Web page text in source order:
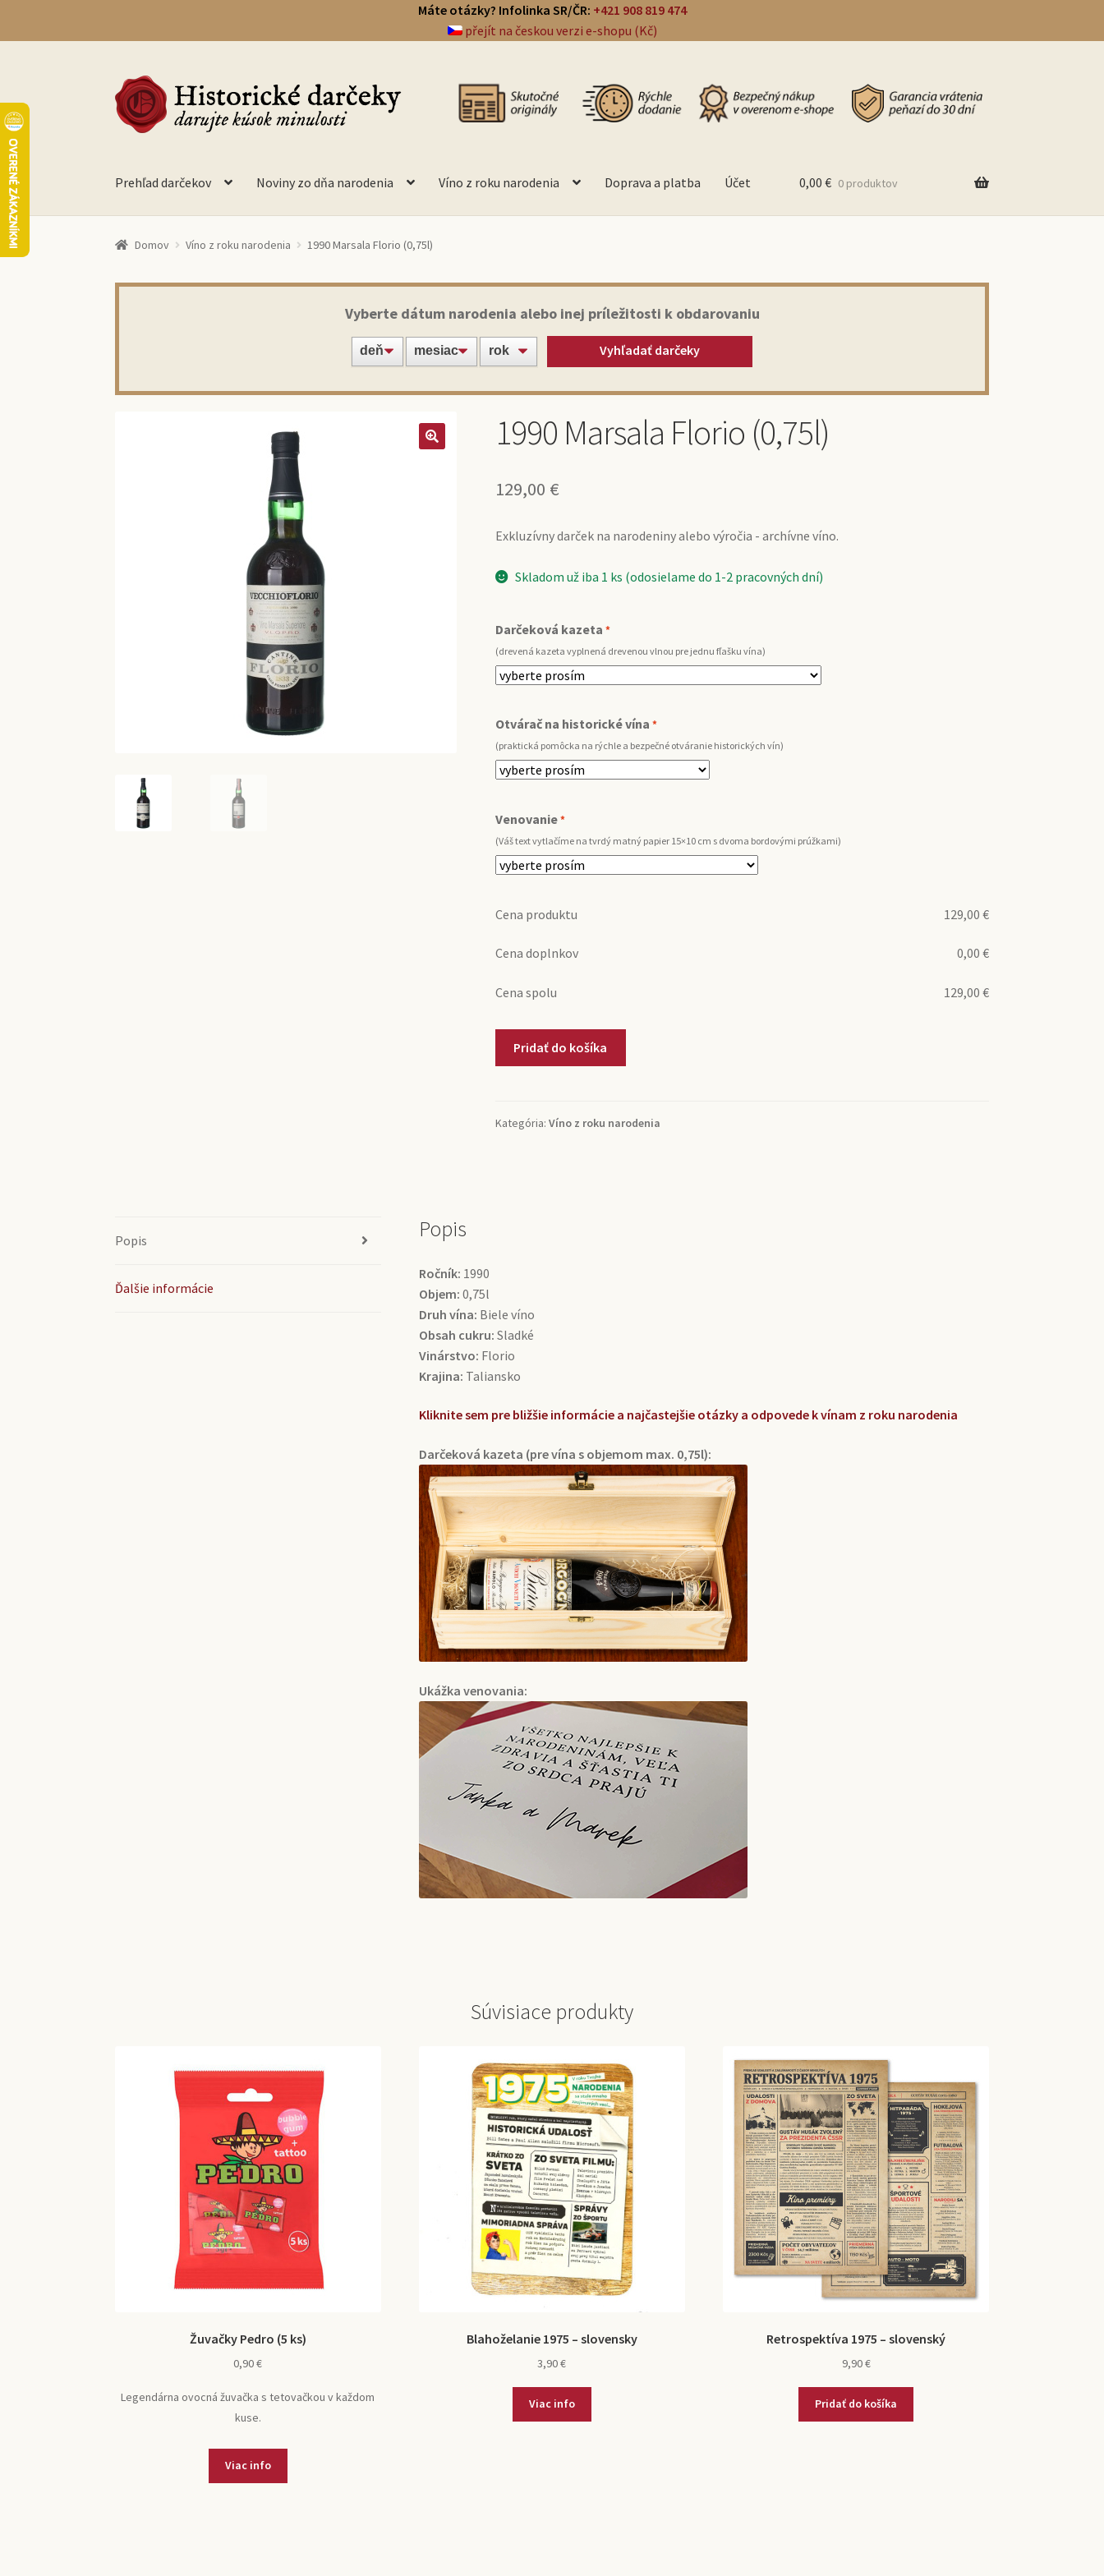
Máte otázky? Infolinka SR/ČR: +421 908 819 474
přejít na českou verzi e-shopu (Kč)
Preskočiť
na
navigáciu
Preskočiť
na
obsah
Prehľad darčekov Noviny zo dňa narodenia Víno z roku narodenia Doprava a platba Účet 0,00 € 0 produktov
Domov Víno z roku narodenia 1990 Marsala Florio (0,75l)
Vyberte dátum narodenia alebo inej príležitosti k obdarovaniu
Vyhľadať darčeky
1990 Marsala Florio (0,75l)
129,00 €
Exkluzívny darček na narodeniny alebo výročia - archívne víno.
Skladom už iba 1 ks (odosielame do 1-2 pracovných dní)
Darčeková kazeta *
(drevená kazeta vyplnená drevenou vlnou pre jednu fľašku vína)
Otvárač na historické vína *
(praktická pomôcka na rýchle a bezpečné otváranie historických vín)
Venovanie*
(Váš text vytlačíme na tvrdý matný papier 15×10 cm s dvoma bordovými prúžkami)
Cena produktu 129,00 €
Cena doplnkov 0,00 €
Cena spolu 129,00 €
množstvo
(0,75l)
Pridať do košíka
Kategória: Víno z roku narodenia
Popis
Ďalšie informácie
Popis
Ročník: 1990
Objem: 0,75l
Druh vína: Biele víno
Obsah cukru: Sladké
Vinárstvo: Florio
Krajina: Taliansko
Kliknite sem pre bližšie informácie a najčastejšie otázky a odpovede k vínam z roku narodenia
Darčeková kazeta (pre vína s objemom max. 0,75l):
Ukážka venovania:
Súvisiace produkty
Žuvačky Pedro (5 ks)
0,90€
Legendárna ovocná žuvačka s tetovačkou v každom
kuse.
Viac info
Blahoželanie 1975 – slovensky
3,90€
Viac info
Retrospektíva 1975 – slovenský
9,90€
Pridať do košíka